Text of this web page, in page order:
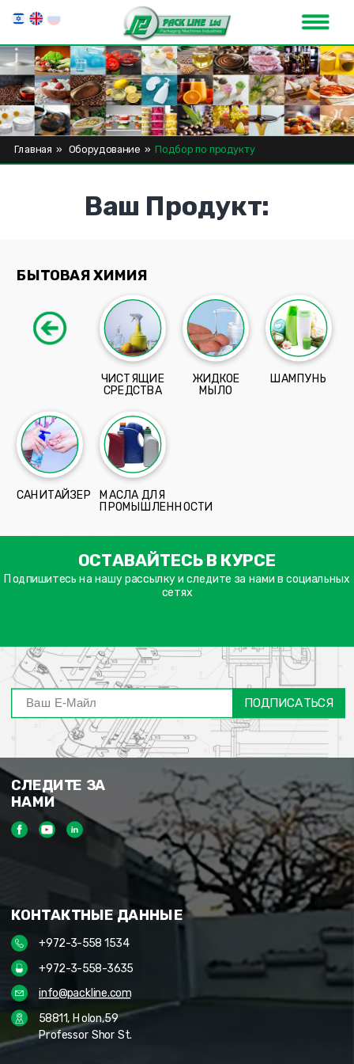
Главная » Оборудование » Подбор по продукту
Ваш Продукт:
БЫТОВАЯ ХИМИЯ
ЧИСТЯЩИЕ
СРЕДСТВА
ЖИДКОЕ
МЫЛО
ШАМПУНЬ
САНИТАЙЗЕР МАСЛА ДЛЯ
ПРОМЫШЛЕННОСТИ
ОСТАВАЙТЕСЬ В КУРСЕ
Подпишитесь на нашу рассылку и следите за нами в социальных
сетях
ПОДПИСАТЬСЯ
СЛЕДИТЕ ЗА
НАМИ
КОНТАКТНЫЕ ДАННЫЕ
+972-3-558 1534
+972-3-558-3635
info@packline.com
58811, Holon,59
Professor Shor St.